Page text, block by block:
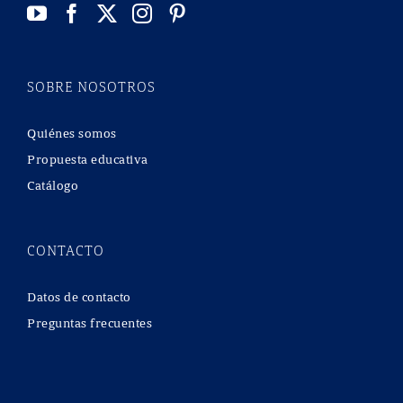
SOBRE NOSOTROS
Quiénes somos
Propuesta educativa
Catálogo
CONTACTO
Datos de contacto
Preguntas frecuentes